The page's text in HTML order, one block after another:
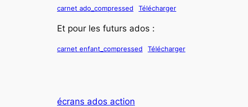
carnet ado_compressed Télécharger
Et pour les futurs ados :
carnet enfant_compressed Télécharger
écrans ados action